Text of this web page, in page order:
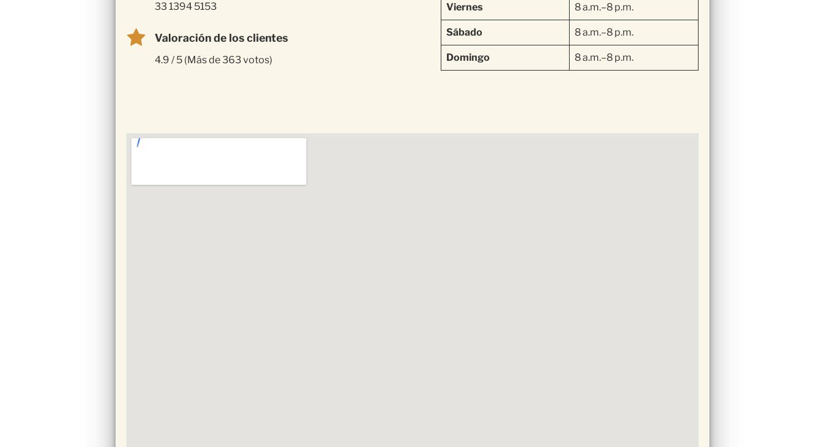
33 1394 5153
Valoración de los clientes
4.9 / 5 (Más de 363 votos)
Viernes 8 a.m.–8 p.m.
Sábado 8 a.m.–8 p.m.
Domingo 8 a.m.–8 p.m.